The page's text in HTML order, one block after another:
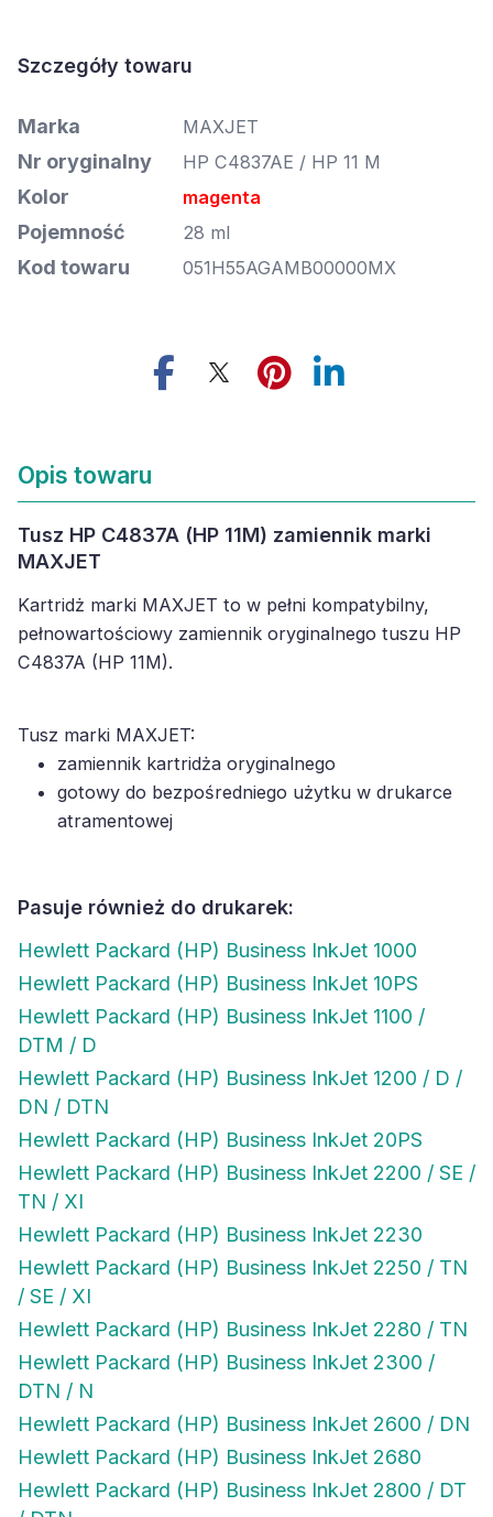
Szczegóły towaru
Marka MAXJET
Nr oryginalny HP C4837AE / HP 11 M
Kolor magenta
Pojemność 28 ml
Kod towaru 051H55AGAMB00000MX
Opis towaru
Tusz HP C4837A (HP 11M) zamiennik marki
MAXJET
Kartridż marki MAXJET to w pełni kompatybilny,
pełnowartościowy zamiennik oryginalnego tuszu HP
C4837A (HP 11M).
Tusz marki MAXJET:
zamiennik kartridża oryginalnego
gotowy do bezpośredniego użytku w drukarce
atramentowej
Pasuje również do drukarek:
Hewlett Packard (HP) Business InkJet 1000
Hewlett Packard (HP) Business InkJet 10PS
Hewlett Packard (HP) Business InkJet 1100 /
DTM / D
Hewlett Packard (HP) Business InkJet 1200 / D /
DN / DTN
Hewlett Packard (HP) Business InkJet 20PS
Hewlett Packard (HP) Business InkJet 2200 / SE /
TN / XI
Hewlett Packard (HP) Business InkJet 2230
Hewlett Packard (HP) Business InkJet 2250 / TN
/ SE / XI
Hewlett Packard (HP) Business InkJet 2280 / TN
Hewlett Packard (HP) Business InkJet 2300 /
DTN / N
Hewlett Packard (HP) Business InkJet 2600 / DN
Hewlett Packard (HP) Business InkJet 2680
Hewlett Packard (HP) Business InkJet 2800 / DT